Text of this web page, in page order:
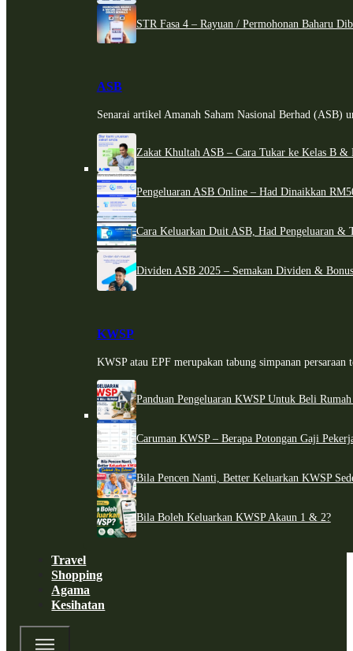
STR Fasa 4 – Rayuan / Permohonan Baharu
ASB
Senarai artikel Amanah Saham Nasional Berhad (ASB)
Zakat Khultah ASB – Cara Tukar ke Kelas B &
Pengeluaran ASB Online – Had Dinaikkan
Cara Keluarkan Duit ASB, Had Pengeluaran &
Dividen ASB 2025 – Semakan Dividen &
KWSP
KWSP atau EPF merupakan tabung simpanan persaraan
Panduan Pengeluaran KWSP Untuk Beli
Caruman KWSP – Berapa Potongan Gaji
Bila Pencen Nanti, Better Keluarkan KWSP
Bila Boleh Keluarkan KWSP Akaun 1 & 2?
Travel
Shopping
Agama
Kesihatan